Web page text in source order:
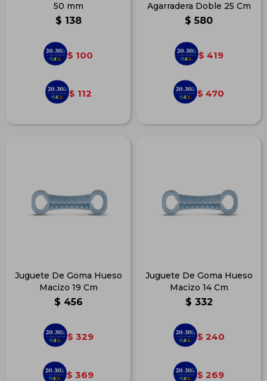
50 mm
$ 138
$ 100
$ 112
Agarradera Doble 25 Cm
$ 580
$ 419
$ 470
Juguete De Goma Hueso
Macizo 19 Cm
$ 456
$ 329
$ 369
Juguete De Goma Hueso
Macizo 14 Cm
$ 332
$ 240
$ 269